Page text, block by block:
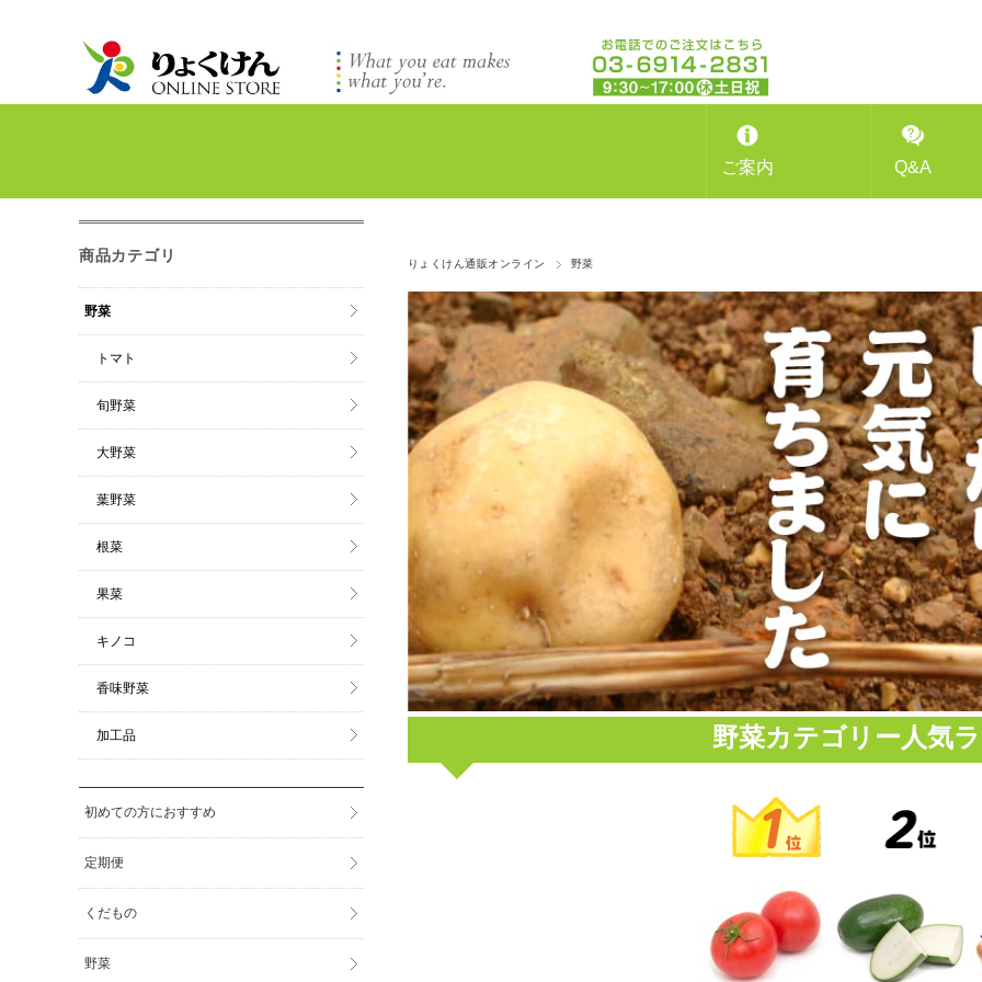
ご案内 Q&A
りょくけん通販オンライン 野菜
野菜カテゴリー人気
商品カテゴリ
野菜
トマト
旬野菜
大野菜
葉野菜
根菜
果菜
キノコ
香味野菜
加工品
初めての方におすすめ
定期便
くだもの
野菜